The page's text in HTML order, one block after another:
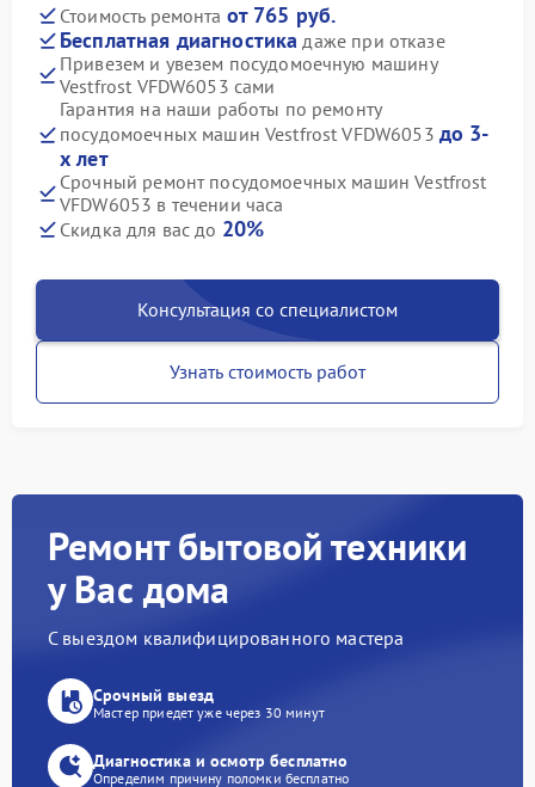
Стоимость ремонта от 765 руб.
Бесплатная диагностика даже при отказе
Привезем и увезем посудомоечную машину
Vestfrost VFDW6053 сами
Гарантия на наши работы по ремонту
посудомоечных машин Vestfrost VFDW6053 до 3-
х лет
Срочный ремонт посудомоечных машин Vestfrost
VFDW6053 в течении часа
Скидка для вас до 20%
Консультация со специалистом
Узнать стоимость работ
Ремонт бытовой техники
у Вас дома
С выездом квалифицированного мастера
Срочный выезд
Мастер приедет уже через 30 минут
Диагностика и осмотр бесплатно
Определим причину поломки бесплатно